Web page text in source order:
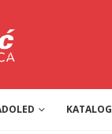
KATALOG